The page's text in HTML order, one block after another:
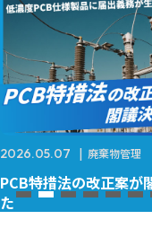
2026.03.02 廃棄物管理
2027年のPCB処理期
る検討が行われました